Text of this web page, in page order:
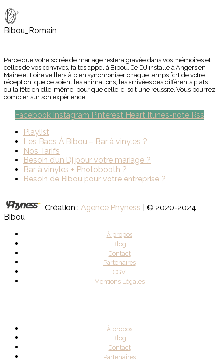
Bibou_Romain
Parce que votre soirée de mariage restera gravée dans vos mémoires et
celles de vos convives, faites appel à Bibou. Ce DJ installé à Angers en
Maine et Loire veillera à bien synchroniser chaque temps fort de votre
réception, que ce soient les animations, les arrivées des différents plats
ou la fête en elle-même, pour que celle-ci soit une réussite. Vous pourrez
compter sur son expérience.
Facebook Instagram Pinterest Heart Itunes-note Rss
Playlist
Les Bacs À Bibou – Bar à vinyles ?
Nos Tarifs
Besoin d’un Dj pour votre mariage ?
Bar à vinyles + Photobooth ?
Besoin de Bibou pour votre entreprise ?
Création : Agence Phyness | © 2020-2024
Bibou
À propos
Blog
Contact
Partenaires
CGV
Mentions Légales
À propos
Blog
Contact
Partenaires